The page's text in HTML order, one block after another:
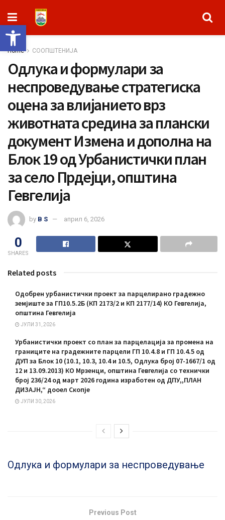
Open toolbar
Home СООПШТЕНИЈА
Одлука и формулари за
неспроведување стратегиска
оцена за влијанието врз
животната средина за плански
документ Измена и дополна на
Блок 19 од Урбанистички план
за село Прдејци, општина
Гевгелија
by B S април 6, 2026
0
SHARES
Related posts
Одобрен урбанистички проект за парцелирано градежно
земјиште за ГП10.5.2Б (КП 2173/2 и КП 2177/14) КО Гевгелија,
општина Гевгелија
ЈУЛИ 31, 2026
Урбанистички проект со план за парцелација за промена на
границите на градежните парцели ГП 10.4.8 и ГП 10.4.5 од
ДУП за Блок 10 (10.1, 10.3, 10.4 и 10.5, Одлука број 07-1667/1 од
12 и 13.09.2013) КО Мрзенци, општина Гевгелија со технички
број 236/24 од март 2026 година изработен од ДПУ,,ПЛАН
ДИЗАЈН,“ дооел Скопје
ЈУЛИ 30, 2026
Одлука и формулари за неспроведување
Previous Post